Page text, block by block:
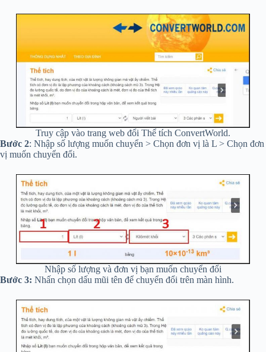
Truy cập vào trang web đổi Thể tích ConvertWorld.
Bước 2: Nhập số lượng muốn chuyển > Chọn đơn vị là L > Chọn đơn
vị muốn chuyển đổi.
Nhập số lượng và đơn vị bạn muốn chuyển đổi
Bước 3: Nhấn chọn dấu mũi tên để chuyển đổi trên màn hình.